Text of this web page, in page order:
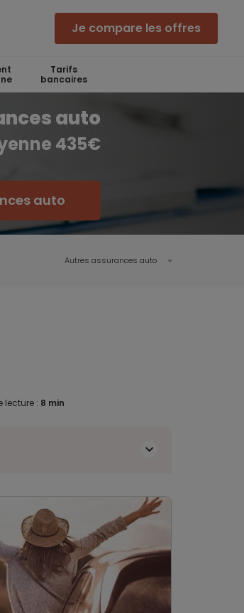
Je compare les offres
Tarifs
bancaires
auto
435€
auto
Autres assurances auto
lecture : 8 min